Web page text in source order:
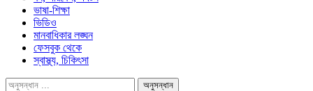
ভাষা-শিক্ষা
ভিডিও
মানবাধিকার লঙ্ঘন
ফেসবুক থেকে
স্বাস্থ্য, চিকিৎসা